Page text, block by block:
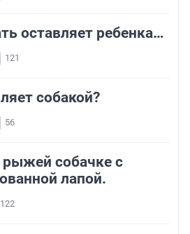
оставляет ребенка…
121
собакой?
56
собачке с
лапой.
122